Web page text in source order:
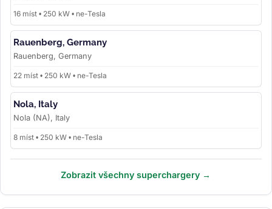
16 míst • 250 kW • ne-Tesla
Rauenberg, Germany
Rauenberg, Germany
22 míst • 250 kW • ne-Tesla
Nola, Italy
Nola (NA), Italy
8 míst • 250 kW • ne-Tesla
Zobrazit všechny superchargery →